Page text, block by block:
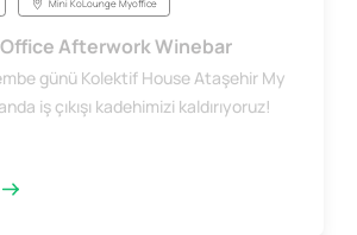
Mini KoLounge Myoffice
Afterwork Winebar
günü Kolektif House Ataşehir My
iş çıkışı kadehimizi kaldırıyoruz!